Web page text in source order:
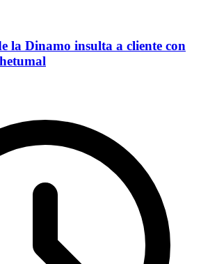
la Dinamo insulta a cliente con